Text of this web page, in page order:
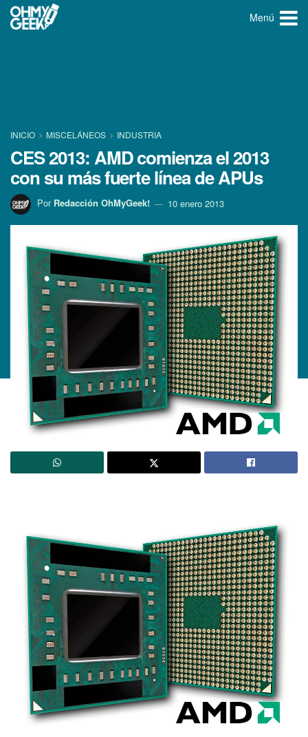
Menú
INICIO MISCELÁNEOS INDUSTRIA
CES 2013: AMD comienza el 2013
con su más fuerte lí­nea de APUs
Por Redacción OhMyGeek! 10 enero 2013